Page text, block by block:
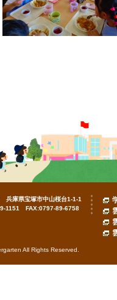
兵庫県宝塚市中山桜台1-1-1
1151 FAX:0797-89-6758
All Rights Reserved.